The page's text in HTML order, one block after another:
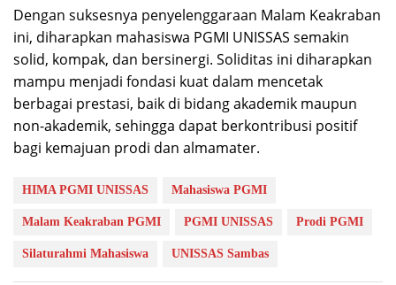
Dengan suksesnya penyelenggaraan Malam Keakraban
ini, diharapkan mahasiswa PGMI UNISSAS semakin
solid, kompak, dan bersinergi. Soliditas ini diharapkan
mampu menjadi fondasi kuat dalam mencetak
berbagai prestasi, baik di bidang akademik maupun
non-akademik, sehingga dapat berkontribusi positif
bagi kemajuan prodi dan almamater.
HIMA PGMI UNISSAS Mahasiswa PGMI
Malam Keakraban PGMI PGMI UNISSAS Prodi PGMI
Silaturahmi Mahasiswa UNISSAS Sambas